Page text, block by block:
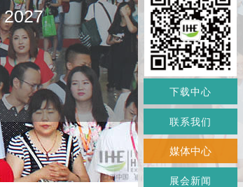
下载中心
联系我们
媒体中心
展会新闻